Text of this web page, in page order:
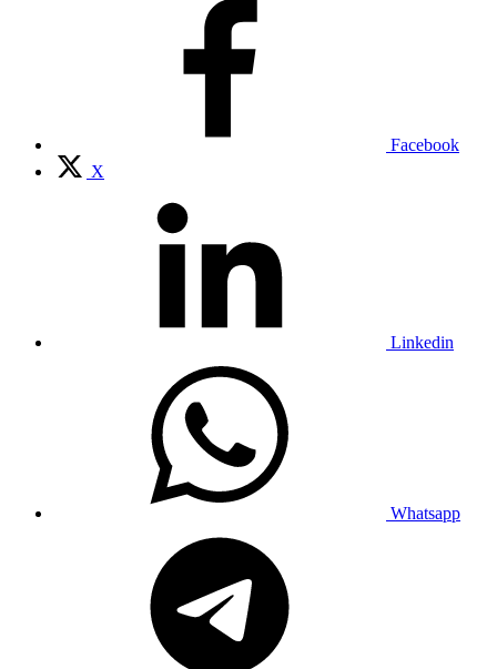
Facebook
X
Linkedin
Whatsapp